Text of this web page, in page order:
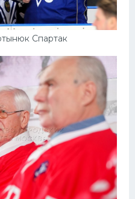
Спартак